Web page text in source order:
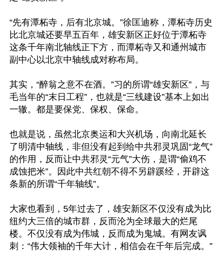
“先有潭柘寺，后有北京城。”徐匡迪称，潭柘寺历史
比北京城还要早五百年，雄安新区正好位于潭柘寺
这条千年南北轴线正下方，而潭柘寺又和通州城市
副中心以北京中轴线成对称布局。
其实，“醉翁之意不在酒。”习的所谓“雄安新区”，与
毛当年的“末日工程”，也就是“三线建设”基本上如出
一辙。都是要保党、保权、保命。
也就是说，虽然北京奥运和大兴机场，向南北延长
了明清中轴线，非但没有起到给中共邪灵巩固“龙气”
的作用，反而让中共邪灵“元气”大伤，是谓“偷鸡不
成蚀把米”。因此中共红朝不得不另辟蹊经，开辟这
条新的所谓“千年轴线”。
大家也看到，5年过去了，雄安新区不仅没有成为比
纽约大三倍的城市群，反而沦为全球最大的烂尾
楼。不仅没有成为伟城，反而成为鬼城。有网友讽
刺：“伟大领袖的千年大计，相信会在千年后完成。”